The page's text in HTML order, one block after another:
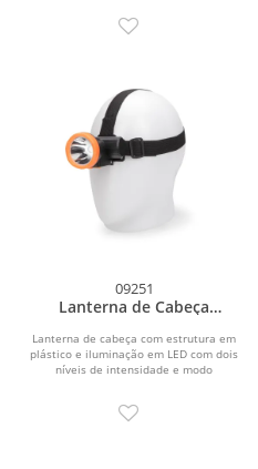
09251
Lanterna de Cabeça
Lanterna de cabeça com estrutura em
plástico e iluminação em LED com dois
níveis de intensidade e modo